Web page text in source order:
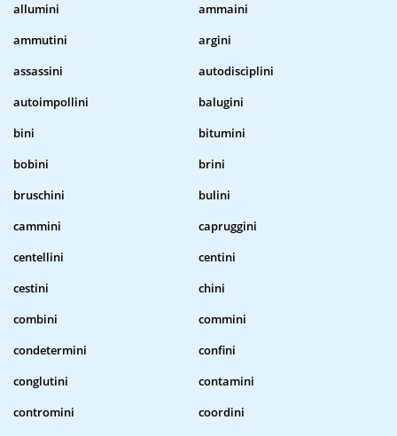
allumini
ammaini
ammutini
argini
assassini
autodisciplini
autoimpollini
balugini
bini
bitumini
bobini
brini
bruschini
bulini
cammini
capruggini
centellini
centini
cestini
chini
combini
commini
condetermini
confini
conglutini
contamini
contromini
coordini